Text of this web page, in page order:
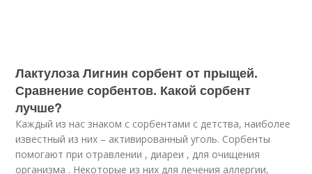
Лактулоза Лигнин сорбент от прыщей.
Сравнение сорбентов. Какой сорбент
лучше?
Каждый из нас знаком с сорбентами с детства, наиболее
известный из них – активированный уголь. Сорбенты
помогают при отравлении , диареи , для очищения
организма . Некоторые из них для лечения аллергии,